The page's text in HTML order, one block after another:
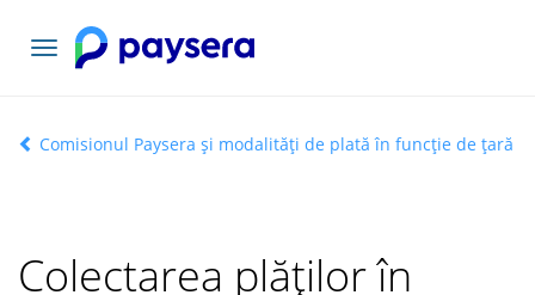
Comutați
navigarea
Comisionul Paysera și modalități de plată în funcție de țară
Colectarea plăților în